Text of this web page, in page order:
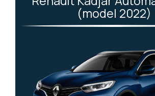
(model 2022)